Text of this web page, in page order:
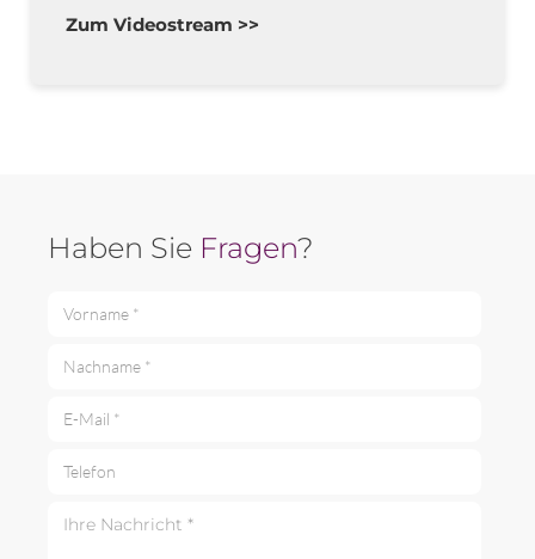
Zum Videostream >>
Haben Sie Fragen?